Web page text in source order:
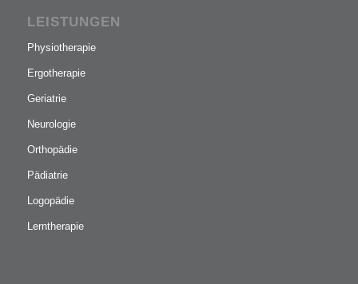
LEISTUNGEN
Physiotherapie
Ergotherapie
Geriatrie
Neurologie
Orthopädie
Pädiatrie
Logopädie
Lerntherapie